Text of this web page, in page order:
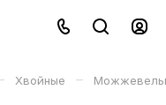
Хвойные –